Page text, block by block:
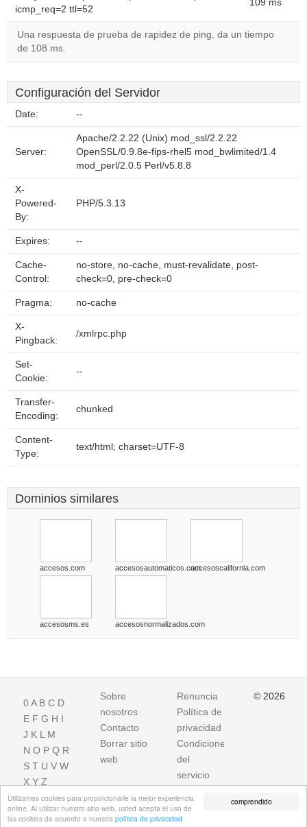
comprendido
Utilizamos cookies para proporcionarle la mejor experiencia
online. Al utilizar nuestro sitio web, usted acepta el uso de
las cookies de acuerdo a nuestra política de privacidad
icmp_req=2 ttl=52
109 ms
Una respuesta de prueba de rapidez de ping, da un tiempo
de 108 ms.
Configuración del Servidor
Date: --
Server:
Apache/2.2.22 (Unix) mod_ssl/2.2.22
OpenSSL/0.9.8e-fips-rhel5 mod_bwlimited/1.4
mod_perl/2.0.5 Perl/v5.8.8
X-
Powered-
By:
PHP/5.3.13
Expires: --
Cache-
Control:
no-store, no-cache, must-revalidate, post-
check=0, pre-check=0
Pragma: no-cache
X-
Pingback:
/xmlrpc.php
Set-
Cookie:
--
Transfer-
Encoding:
chunked
Content-
Type:
text/html; charset=UTF-8
Dominios similares
accesos.com accesosautomaticos.comaccesoscalifornia.com
accesosms.es accesosnormalizados.com
0A B C D
E F G H I
J K L M
N O P Q R
S T U V W
X Y Z
Sobre
nosotros
Contacto
Borrar sitio
web
Renuncia
Política de
privacidad
Condiciones
del
servicio
© 2026